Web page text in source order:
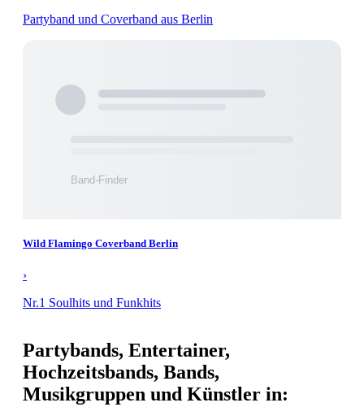
Partyband und Coverband aus Berlin
Wild Flamingo Coverband Berlin
›
Nr.1 Soulhits und Funkhits
Partybands, Entertainer,
Hochzeitsbands, Bands,
Musikgruppen und Künstler in: